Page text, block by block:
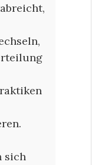
sich